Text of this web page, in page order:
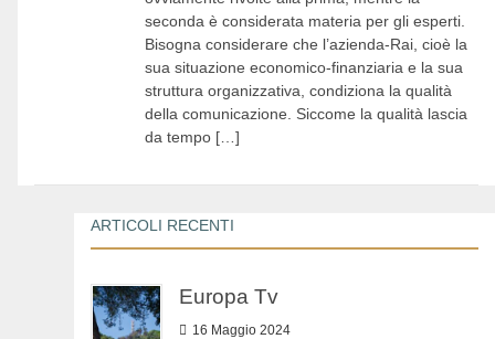
seconda è considerata materia per gli esperti.
Bisogna considerare che l’azienda-Rai, cioè la
sua situazione economico-finanziaria e la sua
struttura organizzativa, condiziona la qualità
della comunicazione. Siccome la qualità lascia
da tempo […]
ARTICOLI RECENTI
Europa Tv
16 Maggio 2024